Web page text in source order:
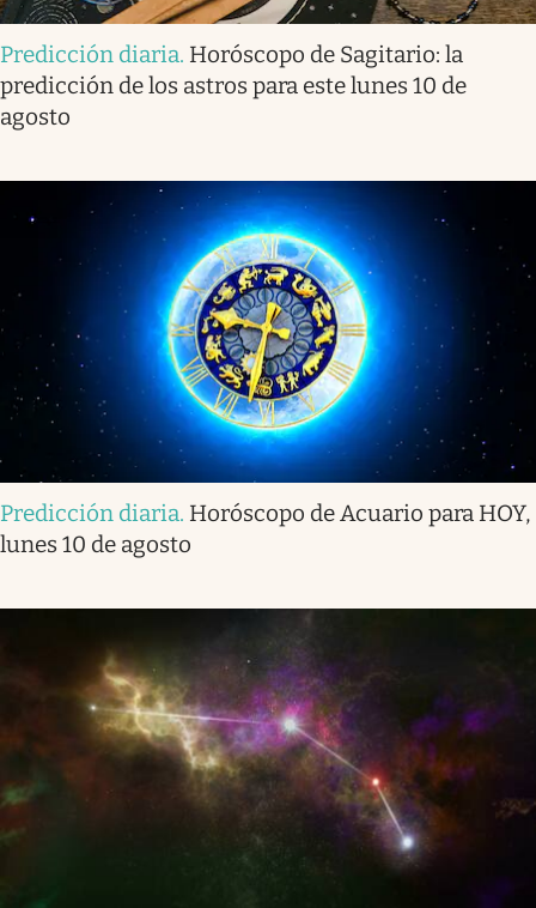
Predicción diaria. Horóscopo de Sagitario: la
predicción de los astros para este lunes 10 de
agosto
Predicción diaria. Horóscopo de Acuario para HOY,
lunes 10 de agosto